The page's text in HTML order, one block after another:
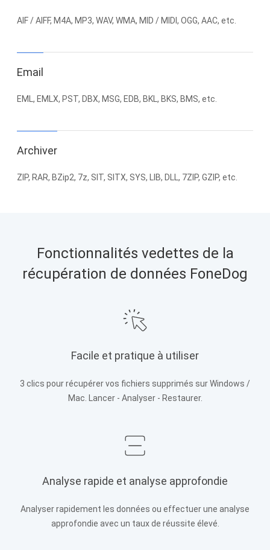
AIF / AIFF, M4A, MP3, WAV, WMA, MID / MIDI, OGG, AAC, etc.
Email
EML, EMLX, PST, DBX, MSG, EDB, BKL, BKS, BMS, etc.
Archiver
ZIP, RAR, BZip2, 7z, SIT, SITX, SYS, LIB, DLL, 7ZIP, GZIP, etc.
Fonctionnalités vedettes de la
récupération de données FoneDog
Facile et pratique à utiliser
3 clics pour récupérer vos fichiers supprimés sur Windows /
Mac. Lancer - Analyser - Restaurer.
Analyse rapide et analyse approfondie
Analyser rapidement les données ou effectuer une analyse
approfondie avec un taux de réussite élevé.